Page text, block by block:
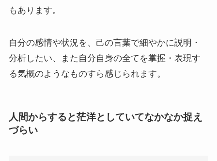
もあります。
自分の感情や状況を、己の言葉で細やかに説明・
分析したい、また自分自身の全てを掌握・表現す
る気概のようなものすら感じられます。
人間からすると茫洋としていてなかなか捉え
づらい